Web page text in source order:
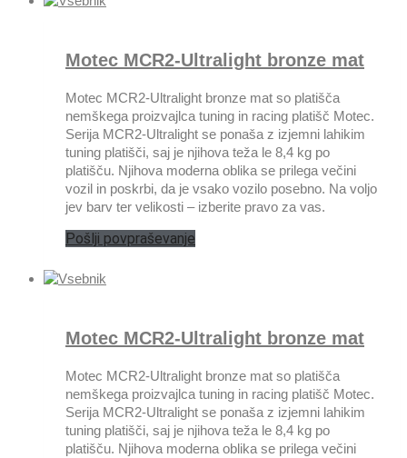
Motec MCR2-Ultralight bronze mat
Motec MCR2-Ultralight bronze mat so platišča
nemškega proizvajlca tuning in racing platišč Motec.
Serija MCR2-Ultralight se ponaša z izjemni lahikim
tuning platišči, saj je njihova teža le 8,4 kg po
platišču. Njihova moderna oblika se prilega večini
vozil in poskrbi, da je vsako vozilo posebno. Na voljo
jev barv ter velikosti – izberite pravo za vas.
Pošlji povpraševanje
Motec MCR2-Ultralight bronze mat
Motec MCR2-Ultralight bronze mat so platišča
nemškega proizvajlca tuning in racing platišč Motec.
Serija MCR2-Ultralight se ponaša z izjemni lahikim
tuning platišči, saj je njihova teža le 8,4 kg po
platišču. Njihova moderna oblika se prilega večini